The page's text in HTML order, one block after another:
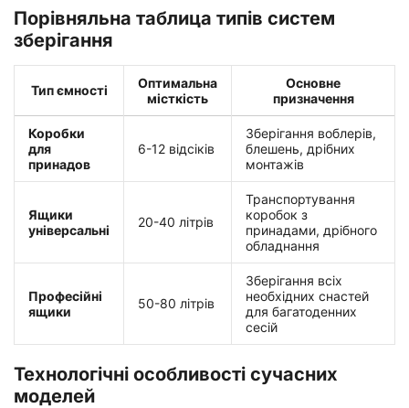
Порівняльна таблица типів систем
зберігання
Тип ємності
Оптимальна
місткість
Основне
призначення
Коробки
для
принадов
6-12 відсіків
Зберігання воблерів,
блешень, дрібних
монтажів
Ящики
універсальні
20-40 літрів
Транспортування
коробок з
принадами, дрібного
обладнання
Професійні
ящики
50-80 літрів
Зберігання всіх
необхідних снастей
для багатоденних
сесій
Технологічні особливості сучасних
моделей